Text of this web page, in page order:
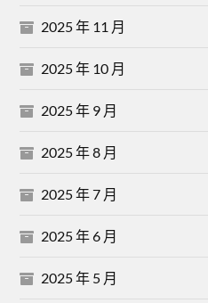
2025 年 11 月
2025 年 10 月
2025 年 9 月
2025 年 8 月
2025 年 7 月
2025 年 6 月
2025 年 5 月